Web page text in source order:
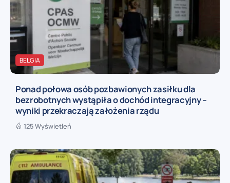
BELGIA
Ponad połowa osób pozbawionych zasiłku dla
bezrobotnych wystąpiła o dochód integracyjny –
wyniki przekraczają założenia rządu
125 Wyświetleń